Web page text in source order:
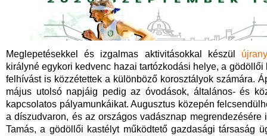
Meglepetésekkel és izgalmas aktivitásokkal készül
királyné egykori kedvenc hazai tartózkodási helye, a
felhívást is közzétettek a különböző korosztályok számára.
május utolsó napjáig pedig az óvodások, általános- és
kapcsolatos pályamunkáikat. Augusztus közepén
a díszudvaron, és az országos vadásznap
Tamás, a gödöllői kastélyt működtető gazdasági társaság